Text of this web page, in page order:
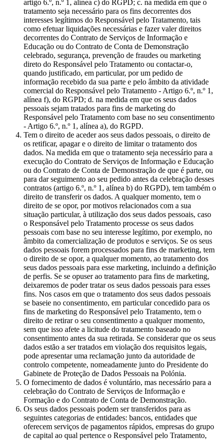
artigo 6.º, n.º 1, alínea c) do RGPD; c. na medida em que o
tratamento seja necessário para os fins decorrentes dos
interesses legítimos do Responsável pelo Tratamento, tais
como efetuar liquidações necessárias e fazer valer direitos
decorrentes do Contrato de Serviços de Informação e
Educação ou do Contrato de Conta de Demonstração
celebrado, segurança, prevenção de fraudes ou marketing
direto do Responsável pelo Tratamento ou contactar-o,
quando justificado, em particular, por um pedido de
informação recebido da sua parte e pelo âmbito da atividade
comercial do Responsável pelo Tratamento - Artigo 6.º, n.º 1,
alínea f), do RGPD; d. na medida em que os seus dados
pessoais sejam tratados para fins de marketing do
Responsável pelo Tratamento com base no seu consentimento
- Artigo 6.º, n.º 1, alínea a), do RGPD.
Tem o direito de aceder aos seus dados pessoais, o direito de
os retificar, apagar e o direito de limitar o tratamento dos
dados. Na medida em que o tratamento seja necessário para a
execução do Contrato de Serviços de Informação e Educação
ou do Contrato de Conta de Demonstração de que é parte, ou
para dar seguimento ao seu pedido antes da celebração desses
contratos (artigo 6.º, n.º 1, alínea b) do RGPD), tem também o
direito de transferir os dados. A qualquer momento, tem o
direito de se opor, por motivos relacionados com a sua
situação particular, à utilização dos seus dados pessoais, caso
o Responsável pelo Tratamento processe os seus dados
pessoais com base no seu interesse legítimo, por exemplo, no
âmbito da comercialização de produtos e serviços. Se os seus
dados pessoais forem processados para fins de marketing, tem
o direito de se opor, a qualquer momento, ao tratamento dos
seus dados pessoais para esse marketing, incluindo a definição
de perfis. Se se opuser ao tratamento para fins de marketing,
deixaremos de poder tratar os seus dados pessoais para esses
fins. Nos casos em que o tratamento dos seus dados pessoais
se baseie no consentimento, em particular concedido para os
fins de marketing do Responsável pelo Tratamento, tem o
direito de retirar o seu consentimento a qualquer momento,
sem que isso afete a licitude do tratamento baseado no
consentimento antes da sua retirada. Se considerar que os seus
dados estão a ser tratados em violação dos requisitos legais,
pode apresentar uma reclamação junto da autoridade de
controlo competente, nomeadamente junto do Presidente do
Gabinete de Proteção de Dados Pessoais na Polónia.
O fornecimento de dados é voluntário, mas necessário para a
celebração do Contrato de Serviços de Informação e
Formação e do Contrato de Conta de Demonstração.
Os seus dados pessoais podem ser transferidos para as
seguintes categorias de entidades: bancos, entidades que
oferecem serviços de pagamentos rápidos, empresas do grupo
de capital ao qual pertence o Responsável pelo Tratamento,